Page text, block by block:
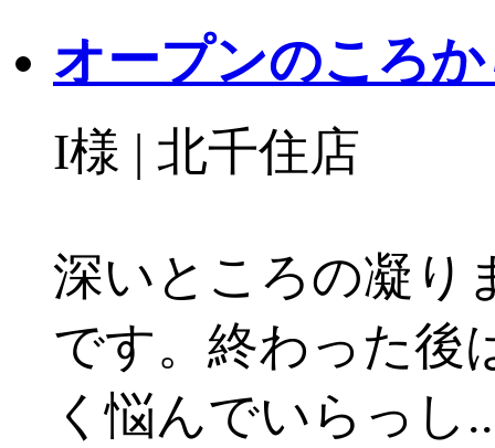
オープンのころ
I様 | 北千住店
深いところの凝り
です。終わった後
く悩んでいらっし